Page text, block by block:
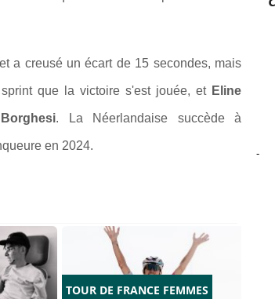
a creusé un écart de 15 secondes, mais
que la victoire s'est jouée, et Eline
. La Néerlandaise succède à
en 2024.
TOUR DE FRANCE FEMMES
-